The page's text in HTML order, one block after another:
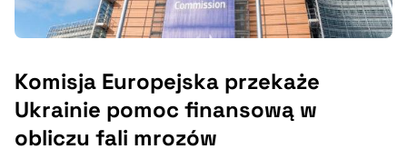
Komisja Europejska przekaże
Ukrainie pomoc finansową w
obliczu fali mrozów